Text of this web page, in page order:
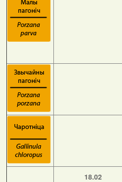
18.02